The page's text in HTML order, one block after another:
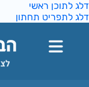
לתוכן ראשי
לתפריט תחתון